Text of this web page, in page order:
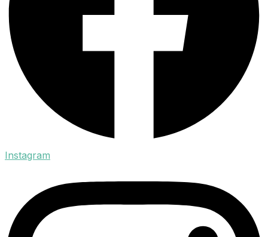
Instagram